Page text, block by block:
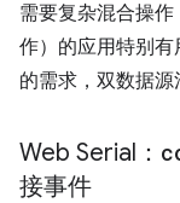
需要复杂混合操
作）的应用特别
的需求，双数据源
Web Serial：
接事件